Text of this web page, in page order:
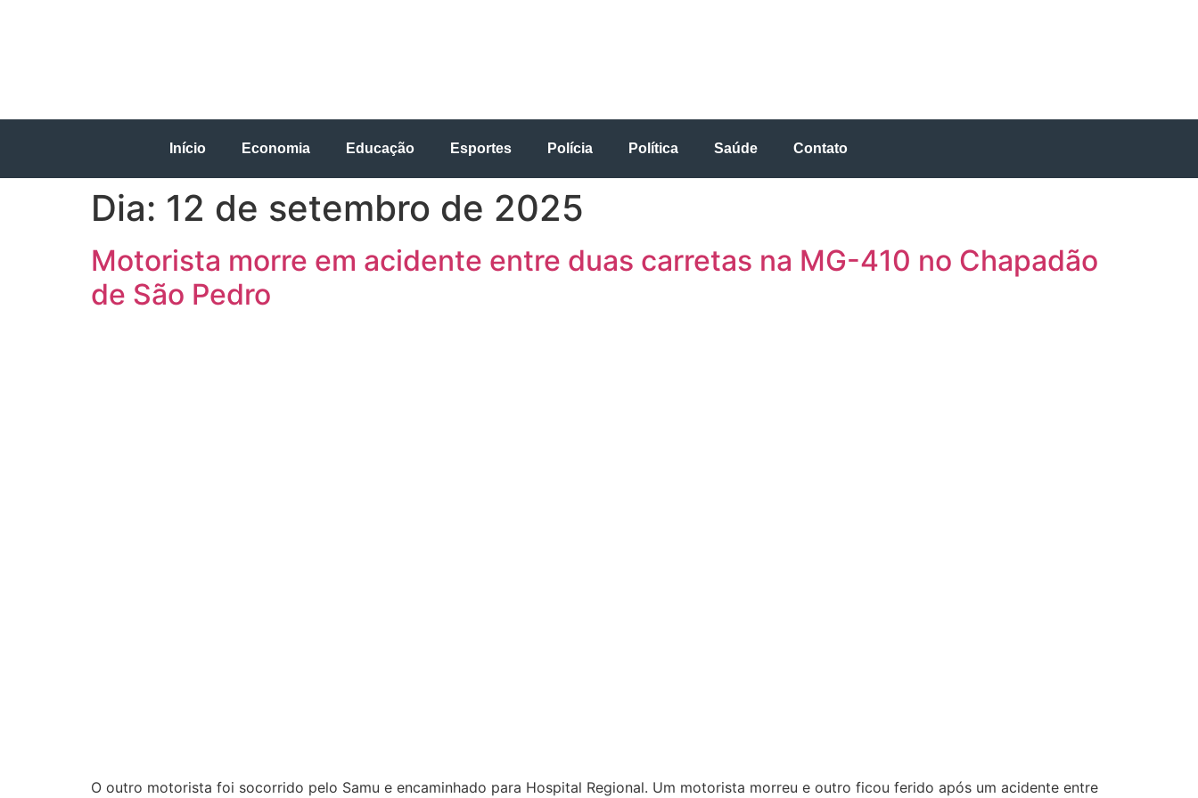
Início Economia Educação Esportes Polícia Política Saúde Contato
Dia: 12 de setembro de 2025
Motorista morre em acidente entre duas carretas na MG-410 no Chapadão
de São Pedro
O outro motorista foi socorrido pelo Samu e encaminhado para Hospital Regional. Um motorista morreu e outro ficou ferido após um acidente entre